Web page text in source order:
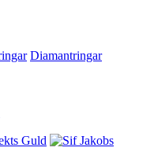
Diamantringar